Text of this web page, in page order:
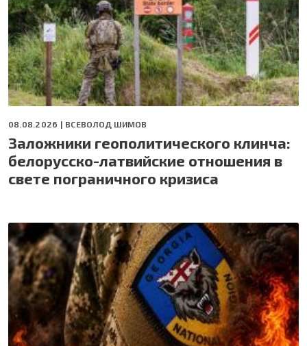
08.08.2026 | ВСЕВОЛОД ШИМОВ
Заложники геополитического клинча:
белорусско-латвийские отношения в
свете пограничного кризиса